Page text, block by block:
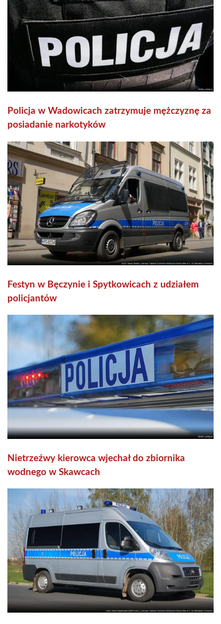
Policja w Wadowicach zatrzymuje mężczyznę za
posiadanie narkotyków
Festyn w Bęczynie i Spytkowicach z udziałem
policjantów
Nietrzeźwy kierowca wjechał do zbiornika
wodnego w Skawcach